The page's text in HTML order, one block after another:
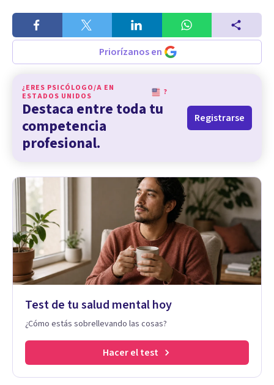
Priorízanos en
¿ERES PSICÓLOGO/A EN
ESTADOS UNIDOS
?
Destaca entre toda tu
competencia
profesional.
Registrarse
Test de tu salud mental hoy
¿Cómo estás sobrellevando las cosas?
Hacer el test